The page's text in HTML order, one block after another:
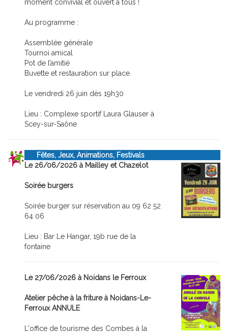
moment convivial et ouvert à tous !
Au programme :
Assemblée générale
Tournoi amical
Pot de l’amitié
Buvette et restauration sur place
Le vendredi 26 juin dès 19h30
Lieu : Complexe sportif Laura Glauser à
Scey-sur-Saône
Fêtes, Jeux, Animations, Festivals
Le 26/06/2026 à Mailley et Chazelot
Soirée burgers
Soirée burger sur réservation au 09 62 52
64 06
Lieu : Bar Le Hangar, 19b rue de la
fontaine
Le 27/06/2026 à Noidans le Ferroux
Atelier pêche à la friture à Noidans-Le-
Ferroux ANNULE
L'office de tourisme des Combes à la